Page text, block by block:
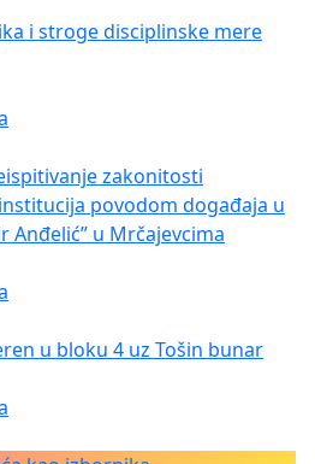
i stroge disciplinske mere
zakonitosti
povodom događaja u
Anđelić” u Mrčajevcima
u bloku 4 uz Tošin bunar